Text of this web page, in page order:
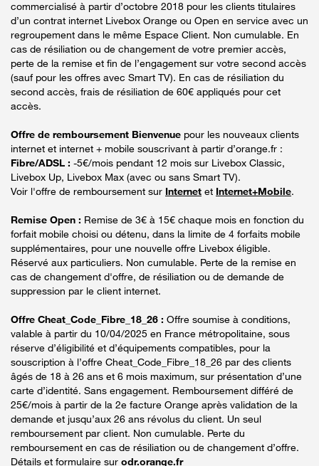
commercialisé à partir d’octobre 2018 pour les clients titulaires
d’un contrat internet Livebox Orange ou Open en service avec un
regroupement dans le même Espace Client. Non cumulable. En
cas de résiliation ou de changement de votre premier accès,
perte de la remise et fin de l’engagement sur votre second accès
(sauf pour les offres avec Smart TV). En cas de résiliation du
second accès, frais de résiliation de 60€ appliqués pour cet
accès.
Offre de remboursement Bienvenue pour les nouveaux clients
internet et internet + mobile souscrivant à partir d’orange.fr :
Fibre/ADSL : -5€/mois pendant 12 mois sur Livebox Classic,
Livebox Up, Livebox Max (avec ou sans Smart TV).
Voir l'offre de remboursement sur Internet et Internet+Mobile.
Remise Open : Remise de 3€ à 15€ chaque mois en fonction du
forfait mobile choisi ou détenu, dans la limite de 4 forfaits mobile
supplémentaires, pour une nouvelle offre Livebox éligible.
Réservé aux particuliers. Non cumulable. Perte de la remise en
cas de changement d'offre, de résiliation ou de demande de
suppression par le client internet.
Offre Cheat_Code_Fibre_18_26 : Offre soumise à conditions,
valable à partir du 10/04/2025 en France métropolitaine, sous
réserve d’éligibilité et d’équipements compatibles, pour la
souscription à l’offre Cheat_Code_Fibre_18_26 par des clients
âgés de 18 à 26 ans et 6 mois maximum, sur présentation d’une
carte d’identité. Sans engagement. Remboursement différé de
25€/mois à partir de la 2e facture Orange après validation de la
demande et jusqu’aux 26 ans révolus du client. Un seul
remboursement par client. Non cumulable. Perte du
remboursement en cas de résiliation ou de changement d’offre.
Détails et formulaire sur odr.orange.fr